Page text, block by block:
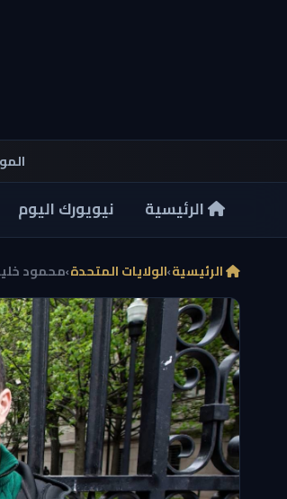
الرئيسية نيويورك اليوم
الرئيسية›الولايات المتحدة›محمود